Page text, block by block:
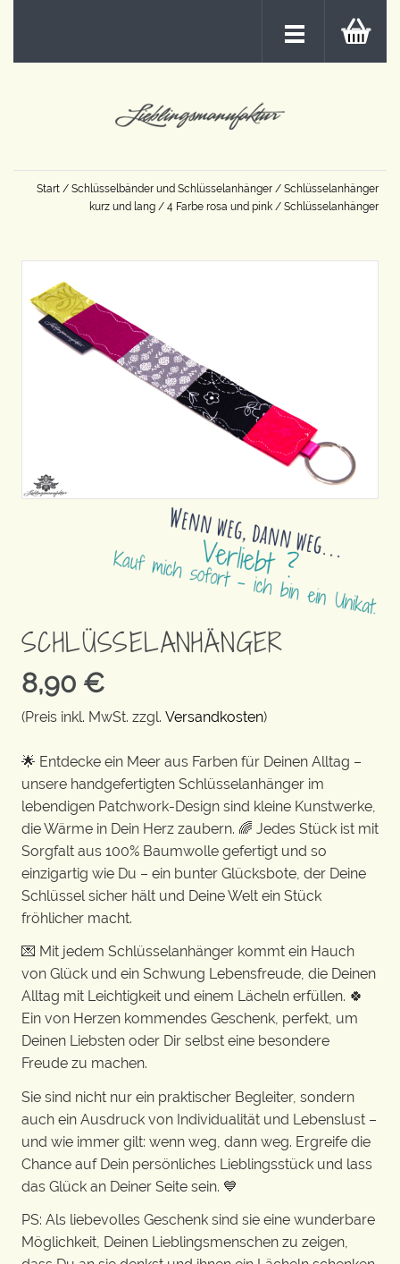
Start / Schlüsselbänder und Schlüsselanhänger / Schlüsselanhänger
kurz und lang / 4 Farbe rosa und pink / Schlüsselanhänger
SCHLÜSSELANHÄNGER
8,90 €
(Preis inkl. MwSt. zzgl. Versandkosten)
🌟 Entdecke ein Meer aus Farben für Deinen Alltag –
unsere handgefertigten Schlüsselanhänger im
lebendigen Patchwork-Design sind kleine Kunstwerke,
die Wärme in Dein Herz zaubern. 🌈 Jedes Stück ist mit
Sorgfalt aus 100% Baumwolle gefertigt und so
einzigartig wie Du – ein bunter Glücksbote, der Deine
Schlüssel sicher hält und Deine Welt ein Stück
fröhlicher macht.
💌 Mit jedem Schlüsselanhänger kommt ein Hauch
von Glück und ein Schwung Lebensfreude, die Deinen
Alltag mit Leichtigkeit und einem Lächeln erfüllen. 🍀
Ein von Herzen kommendes Geschenk, perfekt, um
Deinen Liebsten oder Dir selbst eine besondere
Freude zu machen.
Sie sind nicht nur ein praktischer Begleiter, sondern
auch ein Ausdruck von Individualität und Lebenslust –
und wie immer gilt: wenn weg, dann weg. Ergreife die
Chance auf Dein persönliches Lieblingsstück und lass
das Glück an Deiner Seite sein. 💙
PS: Als liebevolles Geschenk sind sie eine wunderbare
Möglichkeit, Deinen Lieblingsmenschen zu zeigen,